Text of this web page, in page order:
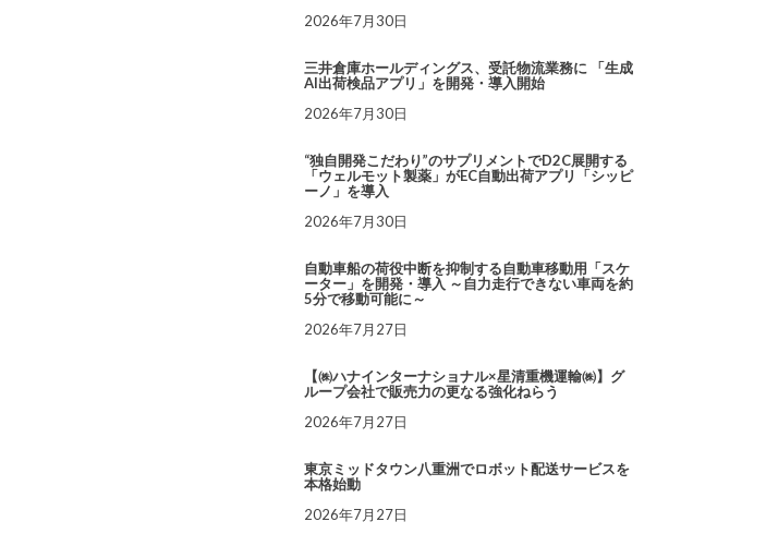
2026年7月30日
三井倉庫ホールディングス、受託物流業務に 「生成
AI出荷検品アプリ」を開発・導入開始
2026年7月30日
“独自開発こだわり”のサプリメントでD2C展開する
「ウェルモット製薬」がEC自動出荷アプリ「シッピ
ーノ」を導入
2026年7月30日
自動車船の荷役中断を抑制する自動車移動用「スケ
ーター」を開発・導入 ～自力走行できない車両を約
5分で移動可能に～
2026年7月27日
【㈱ハナインターナショナル×星清重機運輸㈱】グ
ループ会社で販売力の更なる強化ねらう
2026年7月27日
東京ミッドタウン八重洲でロボット配送サービスを
本格始動
2026年7月27日